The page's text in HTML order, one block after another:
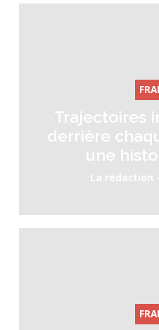
Trajectoires
derrière
une
La rédaction -